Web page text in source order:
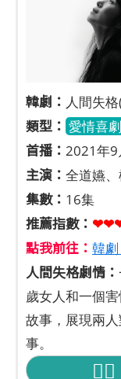
韓劇： 人間失
類型： 愛情喜
首播： 2021年9
主演： 全道嬿
集數： 16集
推薦指數：
點我前往： 韓
人間失格劇情：
歲女人和一個
故事，展現兩
事。